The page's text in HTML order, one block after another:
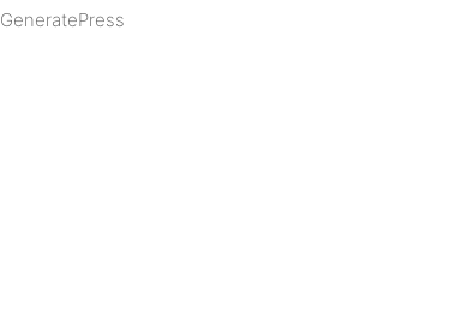
GeneratePress